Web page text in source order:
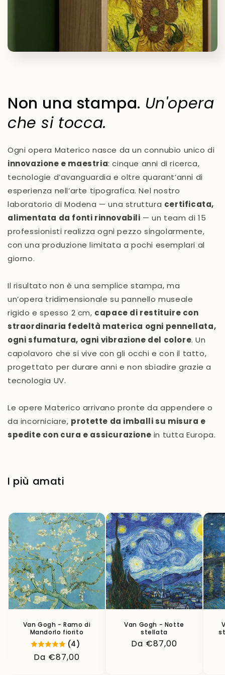
Non una stampa. Un'opera
che si tocca.
Ogni opera Materico nasce da un connubio unico di
innovazione e maestria: cinque anni di ricerca,
tecnologie d’avanguardia e oltre quarant’anni di
esperienza nell’arte tipografica. Nel nostro
laboratorio di Modena — una struttura certificata,
alimentata da fonti rinnovabili — un team di 15
professionisti realizza ogni pezzo singolarmente,
con una produzione limitata a pochi esemplari al
giorno.
Il risultato non è una semplice stampa, ma
un’opera tridimensionale su pannello museale
rigido e spesso 2 cm, capace di restituire con
straordinaria fedeltà materica ogni pennellata,
ogni sfumatura, ogni vibrazione del colore. Un
capolavoro che si vive con gli occhi e con il tatto,
progettato per durare anni e non sbiadire grazie a
tecnologia UV.
Le opere Materico arrivano pronte da appendere o
da incorniciare, protette da imballi su misura e
spedite con cura e assicurazione in tutta Europa.
I più amati
Van Gogh - Ramo di
Mandorlo fiorito
(4)
Prezzo
Da €87,00
Van Gogh - Notte
stellata
Prezzo
Da €87,00